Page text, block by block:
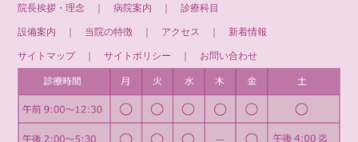
院長挨拶・理念 ｜病院案内 ｜診療科目
設備案内 ｜ 当院の特徴 ｜ アクセス ｜ 新着情報
サイトマップ｜サイトポリシー ｜ お問い合わせ